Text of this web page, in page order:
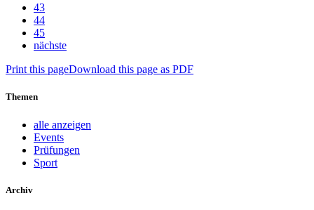
43
44
45
nächste
Print this pageDownload this page as PDF
Themen
alle anzeigen
Events
Prüfungen
Sport
Archiv